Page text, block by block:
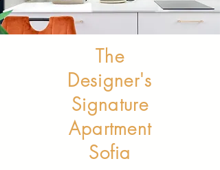
The
Designer's
Signature
Apartment
Sofia